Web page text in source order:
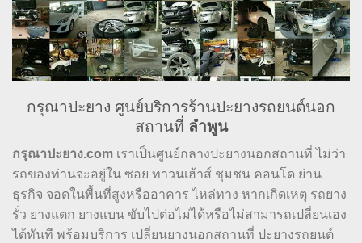
กรุณาปะยาง ศูนย์บริการร้านปะยางรถยนต์นอก
สถานที่ ลำพูน
กรุณาปะยาง.com เราเป็นศูนย์กลางปะยางนอกสถานที่ ไม่ว่า
รถของท่านจะอยู่ใน ซอย ทาวนเฮ้าส์ ชุมชน คอนโด ย่าน
ธุรกิจ จอดในพื้นที่สูงหรืออาคาร ไหล่ทาง หากเกิดเหตุ รถยาง
รั่ว ยางแตก ยางแบน ขับไปต่อไม่ได้หรือไม่สามารถเปลี่ยนเอง
ได้ทันที พร้อมบริการ เปลี่ยนยางนอกสถานที่ ปะยางรถยนต์